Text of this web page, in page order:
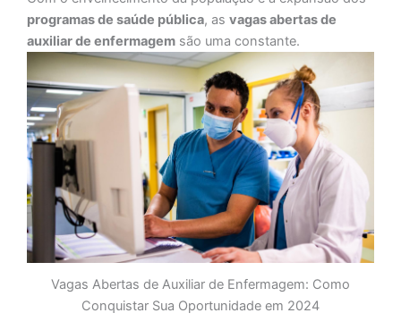
programas de saúde pública, as vagas abertas de
auxiliar de enfermagem são uma constante.
Vagas Abertas de Auxiliar de Enfermagem: Como
Conquistar Sua Oportunidade em 2024